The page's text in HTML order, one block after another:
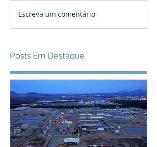
Escreva um comentário
Posts Em Destaque